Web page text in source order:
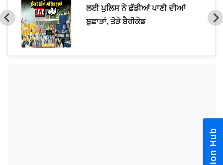
ਲਈ ਪੁਲਿਸ ਨੇ ਛੱਡੀਆਂ ਪਾਣੀ ਦੀਆਂ
ਬੁਛਾੜਾਂ, ਤੋੜੇ ਬੈਰੀਕੇਡ